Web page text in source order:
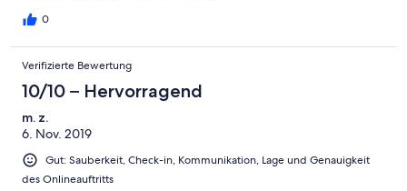
Nähe!
0
Verifizierte Bewertung
10/10 – Hervorragend
m. z.
6. Nov. 2019
Gut: Sauberkeit, Check-in, Kommunikation, Lage und Genauigkeit
des Onlineauftritts